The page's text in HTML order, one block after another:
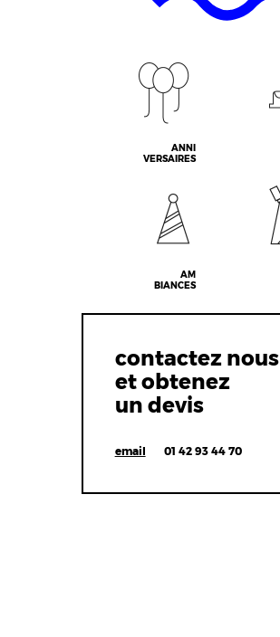
ANNI
VERSAIRES
AM
BIANCES
contactez nous
et obtenez
un devis
email 01 42 93 44 70